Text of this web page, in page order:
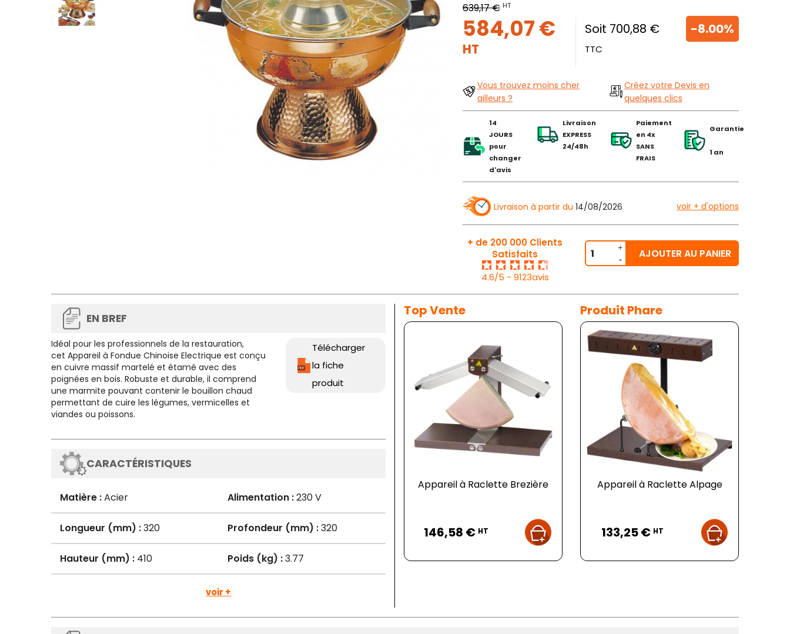
639,17 € HT
584,07 €
HT
Soit 700,88 €
TTC
-8.00%
Vous trouvez moins cher
ailleurs ?
Créez votre Devis en
quelques clics
14
JOURS
pour
changer
d'avis
Livraison
EXPRESS
24/48h
Paiement
en 4x
SANS
FRAIS
Garantie
1 an
Livraison à partir du 14/08/2026 voir + d'options
+ de 200 000 Clients
Satisfaits
4.6/5 - 9123avis
AJOUTER AU PANIER
EN BREF
Idéal pour les professionnels de la restauration,
cet Appareil à Fondue Chinoise Electrique est conçu
en cuivre massif martelé et étamé avec des
poignées en bois. Robuste et durable, il comprend
une marmite pouvant contenir le bouillon chaud
permettant de cuire les légumes, vermicelles et
viandes ou poissons.
Télécharger
la fiche
produit
CARACTÉRISTIQUES
Matière :Acier Alimentation :230 V
Longueur (mm) :320 Profondeur (mm) :320
Hauteur (mm) : 410 Poids (kg) :3.77
voir +
Top Vente
Appareil à Raclette Brezière
146,58 € HT
Produit Phare
Appareil à Raclette Alpage
133,25 € HT